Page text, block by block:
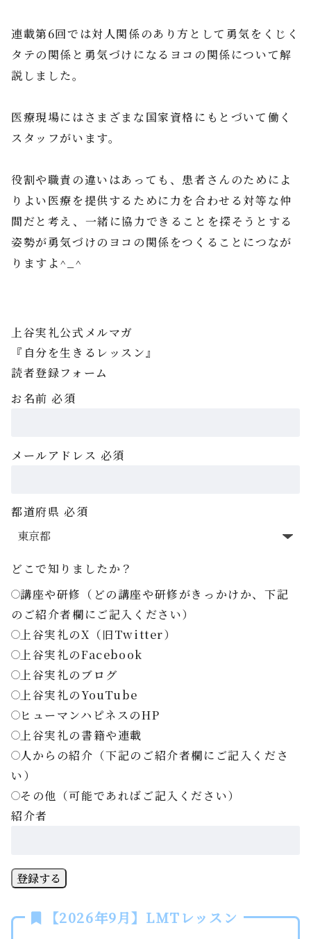
連載第6回では対人関係のあり方として勇気をくじく
タテの関係と勇気づけになるヨコの関係について解
説しました。
医療現場にはさまざまな国家資格にもとづいて働く
スタッフがいます。
役割や職責の違いはあっても、患者さんのためによ
りよい医療を提供するために力を合わせる対等な仲
間だと考え、一緒に協力できることを探そうとする
姿勢が勇気づけのヨコの関係をつくることにつなが
りますよ^_^
上谷実礼公式メルマガ
『自分を生きるレッスン』
読者登録フォーム
お名前必須
メールアドレス 必須
都道府県 必須
どこで知りましたか？
講座や研修（どの講座や研修がきっかけか、下記
のご紹介者欄にご記入ください）
上谷実礼のX（旧Twitter）
上谷実礼のFacebook
上谷実礼のブログ
上谷実礼のYouTube
ヒューマンハピネスのHP
上谷実礼の書籍や連載
人からの紹介（下記のご紹介者欄にご記入くださ
い）
その他（可能であればご記入ください）
紹介者
登録する
【2026年9月】LMTレッスン